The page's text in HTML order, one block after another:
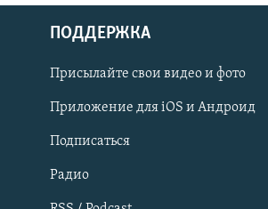
Українською
Qırımtatar
ПРИСОЕДИНЯЙТЕСЬ!
ПОДДЕРЖКА
Присылайте свои видео и фото
Приложение для iOS и Андроид
Подписаться
Радио